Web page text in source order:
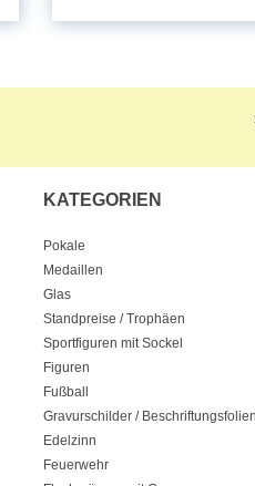
KATEGORIEN
Pokale
Medaillen
Glas
Standpreise / Trophäen
Sportfiguren mit Sockel
Figuren
Fußball
Gravurschilder / Beschriftungsfolien
Edelzinn
Feuerwehr